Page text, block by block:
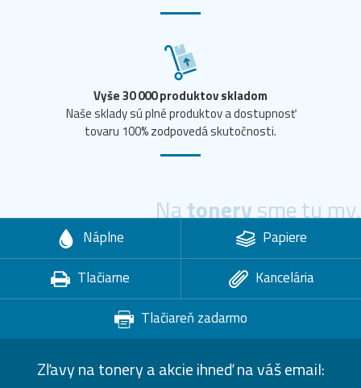
Vyše 30 000 produktov skladom
Naše sklady sú plné produktov a dostupnosť
tovaru 100% zodpovedá skutočnosti.
Natonerysme tu my.
Náplne
Papiere
Tlačiarne
Kancelária
Tlačiareň zadarmo
Zľavy na tonery a akcie ihneď na váš email: